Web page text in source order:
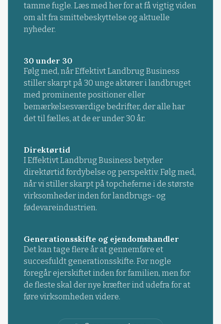
tamme fugle. Læs med her for at få vigtig viden
om alt fra smittebeskyttelse og aktuelle
nyheder.
30 under 30
Følg med, når Effektivt Landbrug Business
stiller skarpt på 30 unge aktører i landbruget
med prominente positioner eller
bemærkelsesværdige bedrifter, der alle har
det til fælles, at de er under 30 år.
Direktørtid
I Effektivt Landbrug Business betyder
direktørtid fordybelse og perspektiv. Følg med,
når vi stiller skarpt på topcheferne i de største
virksomheder inden for landbrugs- og
fødevareindustrien.
Generationsskifte og ejendomshandler
Det kan tage flere år at gennemføre et
succesfuldt generationsskifte. For nogle
foregår ejerskiftet inden for familien, men for
de fleste skal der nye kræfter ind udefra for at
føre virksomheden videre.